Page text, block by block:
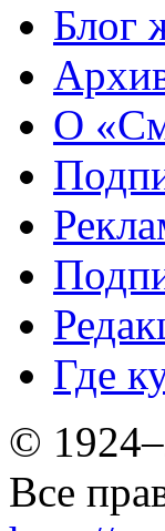
Блог
О
Где
©
Все